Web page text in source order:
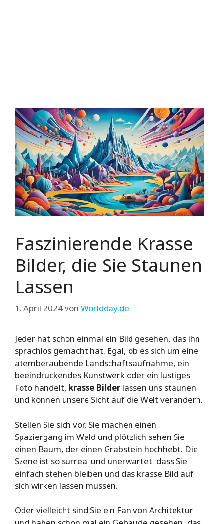
Faszinierende Krasse
Bilder, die Sie Staunen
Lassen
1. April 2024von Worldday.de
Jeder hat schon einmal ein Bild gesehen, das ihn
sprachlos gemacht hat. Egal, ob es sich um eine
atemberaubende Landschaftsaufnahme, ein
beeindruckendes Kunstwerk oder ein lustiges
Foto handelt, krasse Bilderlassen uns staunen
und können unsere Sicht auf die Welt verändern.
Stellen Sie sich vor, Sie machen einen
Spaziergang im Wald und plötzlich sehen Sie
einen Baum, der einen Grabstein hochhebt. Die
Szene ist so surreal und unerwartet, dass Sie
einfach stehen bleiben und das krasse Bild auf
sich wirken lassen müssen.
Oder vielleicht sind Sie ein Fan von Architektur